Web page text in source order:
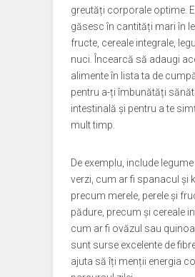
greutăți corporale optime.
găsesc în cantități mari în
fructe, cereale integrale,
nuci. Încearcă să adaugi
alimente în lista ta de
pentru a-ți îmbunătăți
intestinală și pentru a te
mult timp.
De exemplu, include
verzi, cum ar fi spanacul și
precum merele, perele și
pădure, precum și cereale
cum ar fi ovăzul sau
sunt surse excelente de
ajuta să îți menții energia